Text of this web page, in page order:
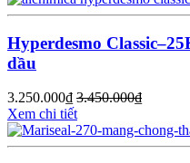
Hyperdesmo
dầu
3.250.000₫ 3.450.000₫
Xem chi tiết